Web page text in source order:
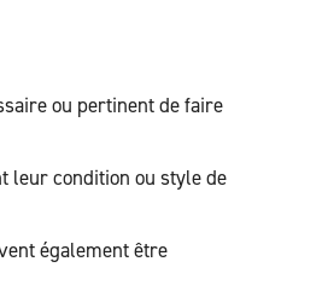
ou pertinent de faire
leur condition ou style de
également être